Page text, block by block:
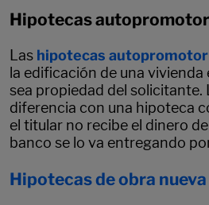
Hipotecas autopromotor
Las hipotecas autopromotor
la edificación de una
sea propiedad del solicitante.
diferencia con una hipoteca
el titular no recibe el dinero
banco se lo va entregando
Hipotecas de obra nueva